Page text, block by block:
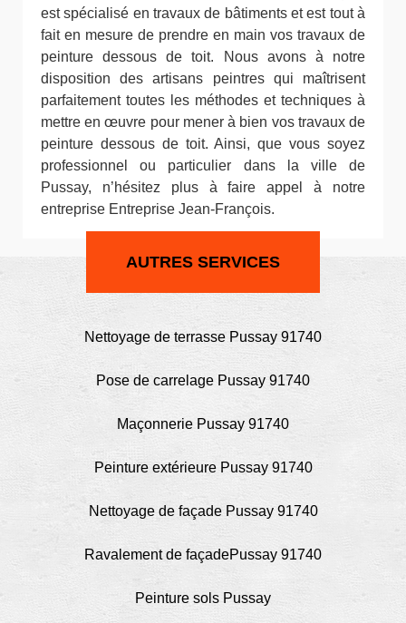
est spécialisé en travaux de bâtiments et est tout à
fait en mesure de prendre en main vos travaux de
peinture dessous de toit. Nous avons à notre
disposition des artisans peintres qui maîtrisent
parfaitement toutes les méthodes et techniques à
mettre en œuvre pour mener à bien vos travaux de
peinture dessous de toit. Ainsi, que vous soyez
professionnel ou particulier dans la ville de
Pussay, n’hésitez plus à faire appel à notre
entreprise Entreprise Jean-François.
AUTRES SERVICES
Nettoyage de terrasse Pussay 91740
Pose de carrelage Pussay 91740
Maçonnerie Pussay 91740
Peinture extérieure Pussay 91740
Nettoyage de façade Pussay 91740
Ravalement de façadePussay 91740
Peinture sols Pussay